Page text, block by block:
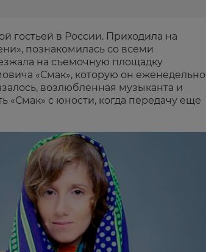
гостьей в России. Приходила на
познакомилась со всеми
на съемочную площадку
«Смак», которую он еженедельно
возлюбленная музыканта и
«Смак» с юности, когда передачу еще